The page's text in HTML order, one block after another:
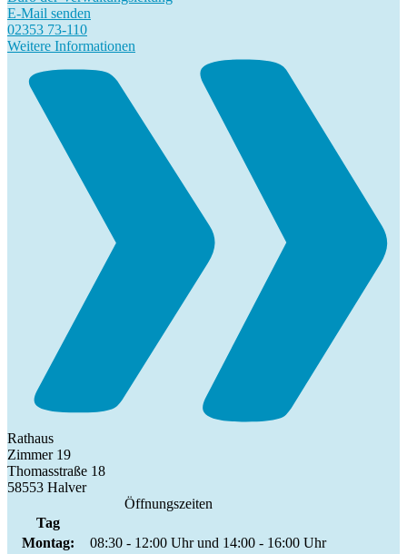
E-Mail senden
02353 73-110
Weitere Informationen
Rathaus
Zimmer 19
Thomasstraße 18
58553 Halver
Öffnungszeiten
Tag
Montag:
08:30 - 12:00 Uhr und 14:00 - 16:00 Uhr